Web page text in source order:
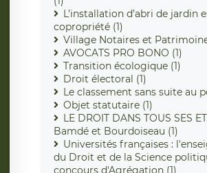
L’installation d’abri de jardin
copropriété (1)
Village Notaires et
AVOCATS PRO BONO (1)
Transition écologique (1)
Droit électoral (1)
Le classement sans suite au
Objet statutaire (1)
LE DROIT DANS TOUS SES
Bamdé et Bourdoiseau (1)
Universités françaises :
du Droit et de la Science
concours d'Agrégation (1)